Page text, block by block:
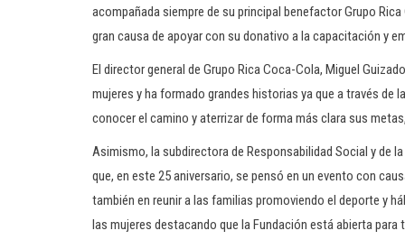
acompañada siempre de su principal benefactor Grupo
gran causa de apoyar con su donativo a la capacitación y
El director general de Grupo Rica Coca-Cola, Miguel
mujeres y ha formado grandes historias ya que a través
conocer el camino y aterrizar de forma más clara sus
Asimismo, la subdirectora de Responsabilidad Social y de
que, en este 25 aniversario, se pensó en un evento con
también en reunir a las familias promoviendo el deporte y
las mujeres destacando que la Fundación está abierta